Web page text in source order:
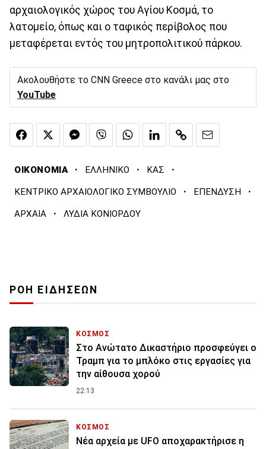
αρχαιολογικός χώρος του Αγίου Κοσμά, το
λατομείο, όπως και ο ταφικός περίβολος που
μεταφέρεται εντός του μητροπολιτικού πάρκου.
Ακολουθήστε το CNN Greece στο κανάλι μας στο
YouTube
ΟΙΚΟΝΟΜΙΑ · ΕΛΛΗΝΙΚΟ · ΚΑΣ ·
ΚΕΝΤΡΙΚΟ ΑΡΧΑΙΟΛΟΓΙΚΟ ΣΥΜΒΟΥΛΙΟ · ΕΠΕΝΔΥΣΗ ·
ΑΡΧΑΙΑ · ΛΥΔΙΑ ΚΟΝΙΟΡΔΟΥ
ΡΟΗ ΕΙΔΗΣΕΩΝ
ΚΟΣΜΟΣ
Στο Ανώτατο Δικαστήριο προσφεύγει ο
Τραμπ για το μπλόκο στις εργασίες για
την αίθουσα χορού
22:13
ΚΟΣΜΟΣ
Νέα αρχεία με UFO αποχαρακτήρισε η